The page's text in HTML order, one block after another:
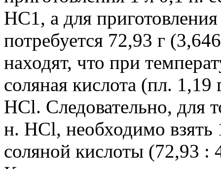
НС1, а для
потребуется 72,93 г
находят, что при
соляная кислота (пл.
НСl. Следовательно, для
н. НСl, необходимо взять
соляной кислоты (72,93 :